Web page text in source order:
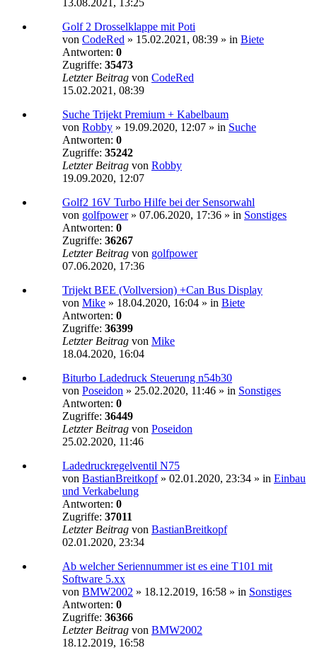
13.08.2021, 13:25
Golf 2 Drosselklappe mit Poti
von CodeRed » 15.02.2021, 08:39 » in Biete
Antworten: 0
Zugriffe: 35473
Letzter Beitrag von CodeRed
15.02.2021, 08:39
Suche Trijekt Premium + Kabelbaum
von Robby » 19.09.2020, 12:07 » in Suche
Antworten: 0
Zugriffe: 35242
Letzter Beitrag von Robby
19.09.2020, 12:07
Golf2 16V Turbo Hilfe bei der Sensorwahl
von golfpower» 07.06.2020, 17:36 » in Sonstiges
Antworten: 0
Zugriffe: 36267
Letzter Beitrag von golfpower
07.06.2020, 17:36
Trijekt BEE (Vollversion) +Can Bus Display
von Mike » 18.04.2020, 16:04 » in Biete
Antworten: 0
Zugriffe: 36399
Letzter Beitrag von Mike
18.04.2020, 16:04
Biturbo Ladedruck Steuerung n54b30
von Poseidon » 25.02.2020, 11:46 » in Sonstiges
Antworten: 0
Zugriffe: 36449
Letzter Beitrag von Poseidon
25.02.2020, 11:46
Ladedruckregelventil N75
von BastianBreitkopf» 02.01.2020, 23:34 » in Einbau
und Verkabelung
Antworten: 0
Zugriffe: 37011
Letzter Beitrag von BastianBreitkopf
02.01.2020, 23:34
Ab welcher Seriennummer ist es eine T101 mit
Software 5.xx
von BMW2002 » 18.12.2019, 16:58 » in Sonstiges
Antworten: 0
Zugriffe: 36366
Letzter Beitrag von BMW2002
18.12.2019, 16:58